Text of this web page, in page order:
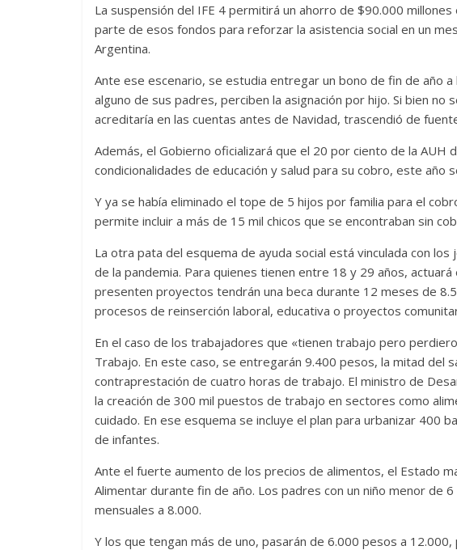
La suspensión del IFE 4 permitirá un ahorro de $90.000
parte de esos fondos para reforzar la asistencia social en un
Argentina.
Ante ese escenario, se estudia entregar un bono de fin de año
alguno de sus padres, perciben la asignación por hijo. Si bien no
acreditaría en las cuentas antes de Navidad, trascendió de
Además, el Gobierno oficializará que el 20 por ciento de la AUH
condicionalidades de educación y salud para su cobro, este año
Y ya se había eliminado el tope de 5 hijos por familia para el
permite incluir a más de 15 mil chicos que se encontraban sin
La otra pata del esquema de ayuda social está vinculada con
de la pandemia. Para quienes tienen entre 18 y 29 años,
presenten proyectos tendrán una beca durante 12 meses de
procesos de reinserción laboral, educativa o proyectos
En el caso de los trabajadores que «tienen trabajo pero
Trabajo. En este caso, se entregarán 9.400 pesos, la mitad del
contraprestación de cuatro horas de trabajo. El ministro de
la creación de 300 mil puestos de trabajo en sectores como
cuidado. En ese esquema se incluye el plan para urbanizar 400
de infantes.
Ante el fuerte aumento de los precios de alimentos, el Estado
Alimentar durante fin de año. Los padres con un niño menor de
mensuales a 8.000.
Y los que tengan más de uno, pasarán de 6.000 pesos a